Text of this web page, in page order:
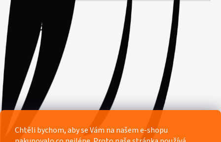
Chtěli bychom, aby se Vám na našem e-shopu
Facebook